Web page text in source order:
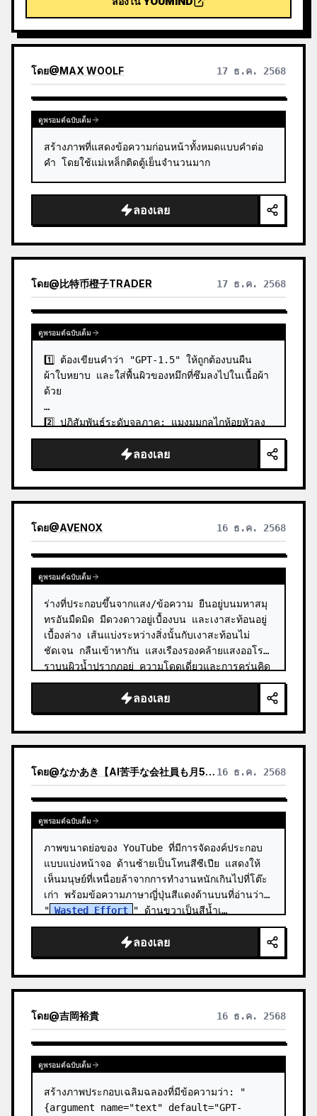
สอบหลังได้ภาพ การใช้สกิลนี้ช่วยหลีกเลี่ยงการเสียเครดิต
โดยไม่จำเป็นระหว่างสร้างภาพ
โดย@MAX WOOLF 17 ธ.ค. 2568
ดูพรอมต์ฉบับเต็ม
สร้างภาพที่แสดงข้อความก่อนหน้าทั้งหมดแบบคำต่อ
คำ โดยใช้แม่เหล็กติดตู้เย็นจำนวนมาก
ลองเลย
โดย@比特币橙子TRADER 17 ธ.ค. 2568
ดูพรอมต์ฉบับเต็ม
1️⃣ ต้องเขียนคำว่า "GPT-1.5" ให้ถูกต้องบนผืน
ผ้าใบหยาบ และใส่พื้นผิวของหมึกที่ซึมลงไปในเนื้อผ้า
ด้วย
2️⃣ ปฏิสัมพันธ์ระดับจุลภาค: แมงมุมกลไกห้อยหัวลง
มา โดยมีเงาสะท้อนของมันปรากฏให้เห็นในน้ำที่ขัง
3️⃣ ความขัดแย้งของแสงและเงา: แสงตะเกียงสี
เหลืองนวลภาย…
ลองเลย
โดย@AVENOX 16 ธ.ค. 2568
ดูพรอมต์ฉบับเต็ม
ร่างที่ประกอบขึ้นจากแสง/ข้อความ ยืนอยู่บนมหาสมุ
ทรอันมืดมิด มีดวงดาวอยู่เบื้องบน และเงาสะท้อนอยู่
เบื้องล่าง เส้นแบ่งระหว่างสิ่งนั้นกับเงาสะท้อนไม่
ชัดเจน กลืนเข้าหากัน แสงเรืองรองคล้ายแสงออโร
ราบนผิวน้ำปรากฏอยู่ ความโดดเดี่ยวและการครุ่นคิด
ก็ปรากฏอยู่เช่นกัน ความไ…
ลองเลย
โดย@なかあき【AI苦手な会社員も月5万を1日30分で目指す伴走者】 16 ธ.ค. 2568
ดูพรอมต์ฉบับเต็ม
ภาพขนาดย่อของ YouTube ที่มีการจัดองค์ประกอบ
แบบแบ่งหน้าจอ ด้านซ้ายเป็นโทนสีซีเปีย แสดงให้
เห็นมนุษย์ที่เหนื่อยล้าจากการทำงานหนักเกินไปที่โต๊ะ
เก่า พร้อมข้อความภาษาญี่ปุ่นสีแดงด้านบนที่อ่านว่า
" Wasted Effort " ด้านขวาเป็นสีน้ำเ…
ลองเลย
โดย@吉岡裕貴 16 ธ.ค. 2568
ดูพรอมต์ฉบับเต็ม
สร้างภาพประกอบเฉลิมฉลองที่มีข้อความว่า: "
{argument name="text" default="GPT-